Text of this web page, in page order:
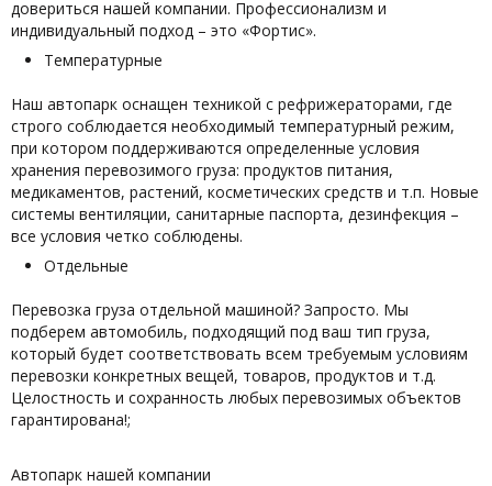
довериться нашей компании. Профессионализм и
индивидуальный подход – это «Фортис».
Температурные
Наш автопарк оснащен техникой с рефрижераторами, где
строго соблюдается необходимый температурный режим,
при котором поддерживаются определенные условия
хранения перевозимого груза: продуктов питания,
медикаментов, растений, косметических средств и т.п. Новые
системы вентиляции, санитарные паспорта, дезинфекция –
все условия четко соблюдены.
Отдельные
Перевозка груза отдельной машиной? Запросто. Мы
подберем автомобиль, подходящий под ваш тип груза,
который будет соответствовать всем требуемым условиям
перевозки конкретных вещей, товаров, продуктов и т.д.
Целостность и сохранность любых перевозимых объектов
гарантирована!;
Автопарк нашей компании